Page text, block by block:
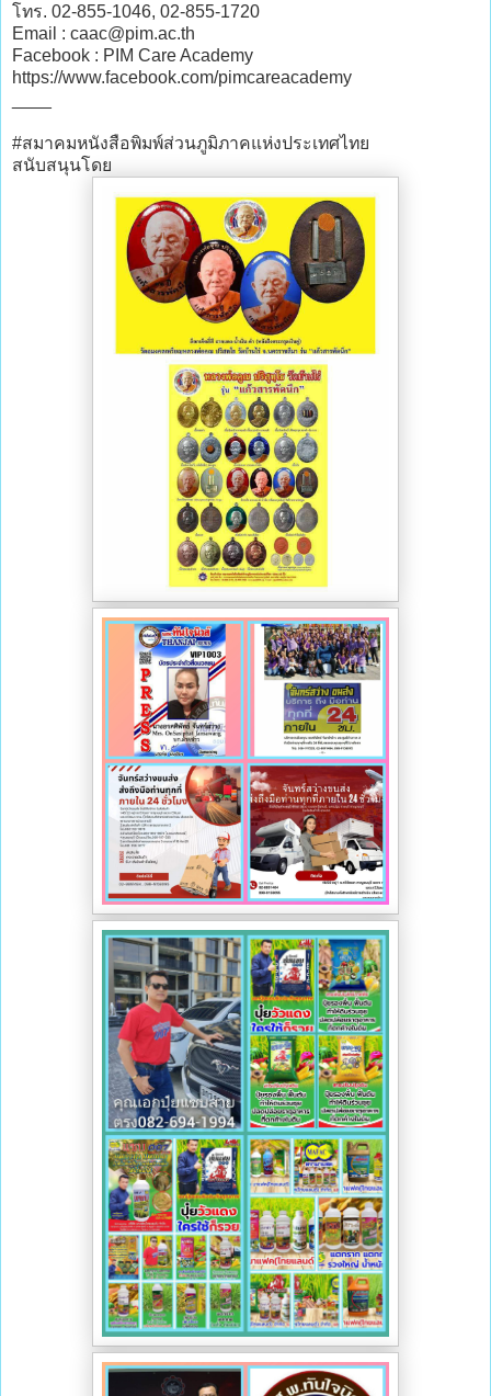
โทร. 02-855-1046, 02-855-1720
Email : caac@pim.ac.th
Facebook : PIM Care Academy
https://www.facebook.com/pimcareacademy
#สมาคมหนังสือพิมพ์ส่วนภูมิภาคแห่งประเทศไทย
สนับสนุนโดย